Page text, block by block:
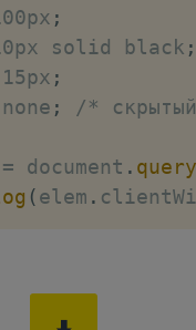
;
solid black ;
15px ;
none ;
/*
= document .
(elem .